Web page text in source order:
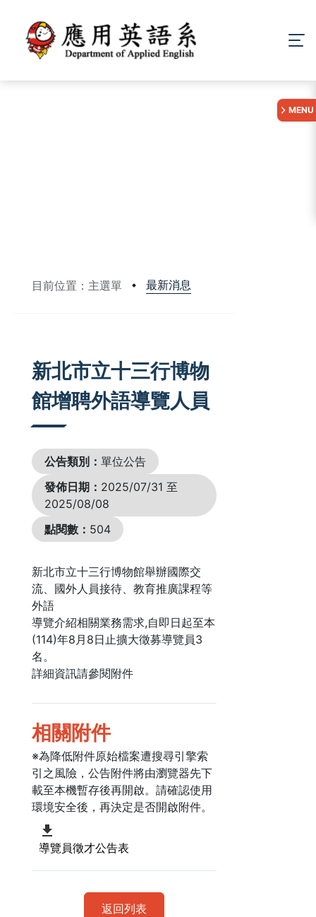
目前位置：主選單 最新消息
MENU
新北市立十三行博物
館增聘外語導覽人員
公告類別： 單位公告
發佈日期： 2025/07/31 至
2025/08/08
點閱數： 504
新北市立十三行博物館舉辦國際交
流、國外人員接待、教育推廣課程等
外語
導覽介紹相關業務需求,自即日起至本
(114)年8月8日止擴大徵募導覽員3
名。
詳細資訊請參閱附件
相關附件
※為降低附件原始檔案遭搜尋引擎索
引之風險，公告附件將由瀏覽器先下
載至本機暫存後再開啟。請確認使用
環境安全後，再決定是否開啟附件。
導覽員徵才公告表
返回列表